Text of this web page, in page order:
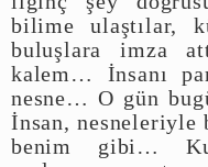
bilime ulaştılar,
buluşlara imza
kalem… İnsanı
nesne… O gün
İnsan, nesneleriyle
benim gibi…